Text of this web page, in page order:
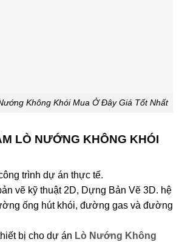
Không Khói Mua Ở Đây Giá Tốt Nhất
LÒ NƯỚNG KHÔNG KHÓI
trình dự án thực tế.
vẽ kỹ thuật 2D, Dựng Bản Vẽ 3D. hệ
ống hút khói, đường gas và đường
bị cho dự án Lò Nướng Không